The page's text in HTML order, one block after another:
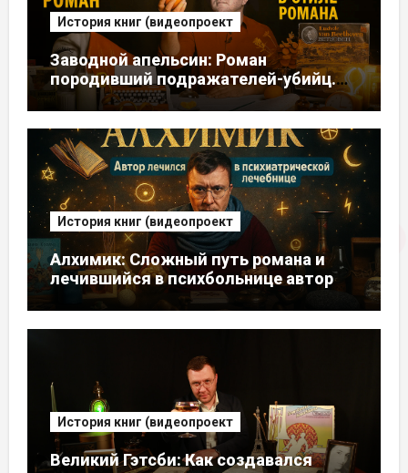
История книг (видеопроект
Заводной апельсин: Роман
породивший подражателей-убийц.
Автор писал его, думая, что умирает
История книг (видеопроект
Алхимик: Сложный путь романа и
лечившийся в психбольнице автор
История книг (видеопроект
Великий Гэтсби: Как создавался